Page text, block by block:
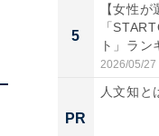
5
【女性
「
ト」ラン
2026/05/27
PR
人文知と